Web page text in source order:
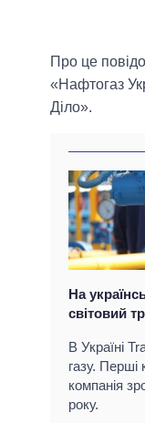
Про це
«Нафтогаз
Діло».
На
світовий
В Україні
газу.
компанія
року.